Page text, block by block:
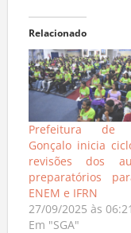
Relacionado
Prefeitura de
Gonçalo inicia
revisões dos
preparatórios
ENEM e IFRN
27/09/2025 às 06:21
Em "SGA"